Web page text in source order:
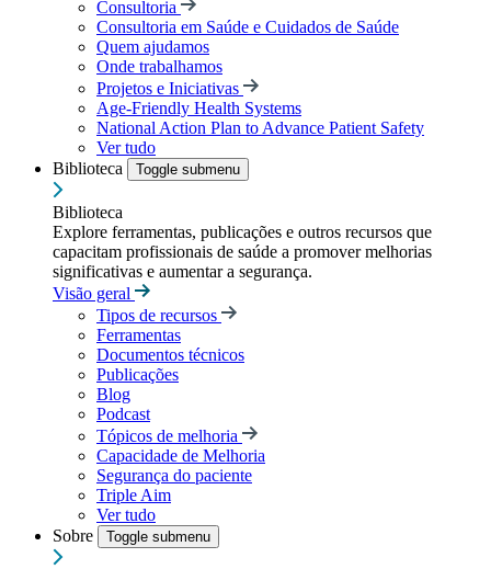
Consultoria
Consultoria em Saúde e Cuidados de Saúde
Quem ajudamos
Onde trabalhamos
Projetos e Iniciativas
Age-Friendly Health Systems
National Action Plan to Advance Patient Safety
Ver tudo
Biblioteca
Toggle submenu
Biblioteca
Explore ferramentas, publicações e outros recursos que
capacitam profissionais de saúde a promover melhorias
significativas e aumentar a segurança.
Visão geral
Tipos de recursos
Ferramentas
Documentos técnicos
Publicações
Blog
Podcast
Tópicos de melhoria
Capacidade de Melhoria
Segurança do paciente
Triple Aim
Ver tudo
Sobre
Toggle submenu